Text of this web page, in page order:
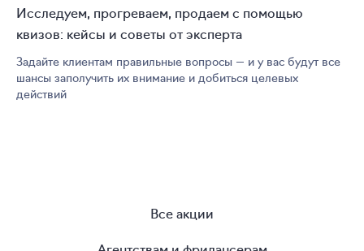
Исследуем, прогреваем, продаем с помощью
квизов: кейсы и советы от эксперта
Задайте клиентам правильные вопросы — и у вас будут все
шансы заполучить их внимание и добиться целевых
действий
Все акции